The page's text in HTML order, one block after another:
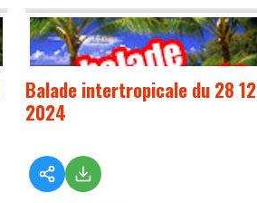
Balade intertropicale du 28 12
2024